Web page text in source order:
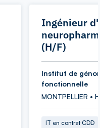
Ingénieur
(H/F)
Institut de
fonctionnelle
MONTPELLIER •
IT en contrat CDD